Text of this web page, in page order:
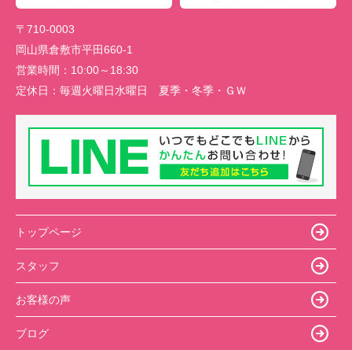
〒710-0003
岡山県倉敷市平田660-1
営業時間： 10:00～18:30
定休日： 毎週火曜日水曜日 夏季・冬季・ＧＷ
トップページ
スタッフ
お客様の声
ブログ